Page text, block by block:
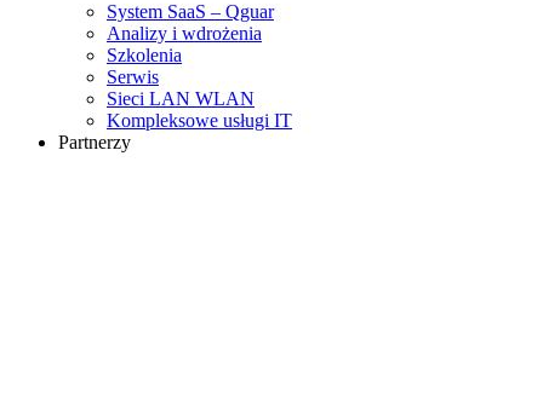
System SaaS – Qguar
Analizy i wdrożenia
Szkolenia
Serwis
Sieci LAN WLAN
Kompleksowe usługi IT
Partnerzy